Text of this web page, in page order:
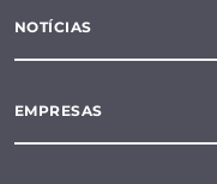
NOTÍCIAS
EMPRESAS